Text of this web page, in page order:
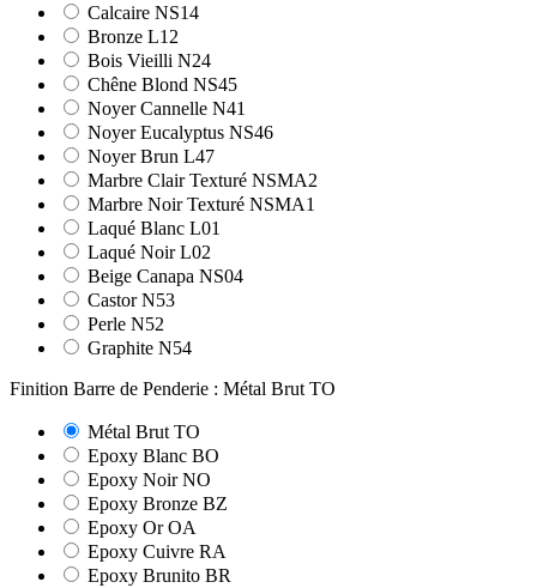
Calcaire NS14
Bronze L12
Bois Vieilli N24
Chêne Blond NS45
Noyer Cannelle N41
Noyer Eucalyptus NS46
Noyer Brun L47
Marbre Clair Texturé NSMA2
Marbre Noir Texturé NSMA1
Laqué Blanc L01
Laqué Noir L02
Beige Canapa NS04
Castor N53
Perle N52
Graphite N54
Finition Barre de Penderie : Métal Brut TO
Métal Brut TO
Epoxy Blanc BO
Epoxy Noir NO
Epoxy Bronze BZ
Epoxy Or OA
Epoxy Cuivre RA
Epoxy Brunito BR